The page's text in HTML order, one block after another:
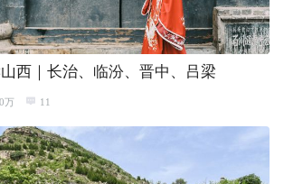
西｜长治、临汾、晋中、吕梁
万 11